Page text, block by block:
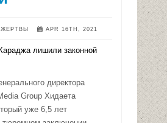
ЖЕРТВЫ APR 16TH, 2021
директора
Group Хидаета
уже 6,5 лет